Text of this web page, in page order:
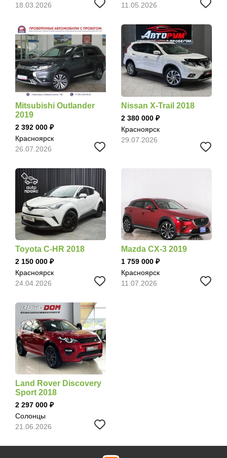
18.03.2026
11.05.2026
Mitsubishi Outlander
2019
2 392 000
Красноярск
26.07.2026
Nissan X-Trail 2018
2 380 000
Красноярск
29.07.2026
Toyota C-HR 2018
2 150 000
Красноярск
24.04.2026
Mazda CX-3 2019
1 759 000
Красноярск
11.07.2026
Land Rover Discovery
Sport 2018
2 297 000
Солонцы
21.06.2026